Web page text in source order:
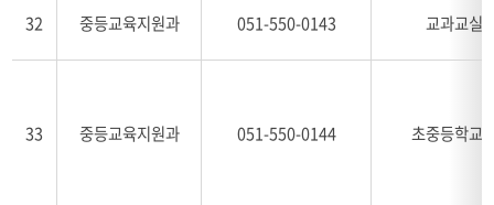
32 중등교육지원과 051-550-0143 교과교실
33 중등교육지원과 051-550-0144 초중등학교